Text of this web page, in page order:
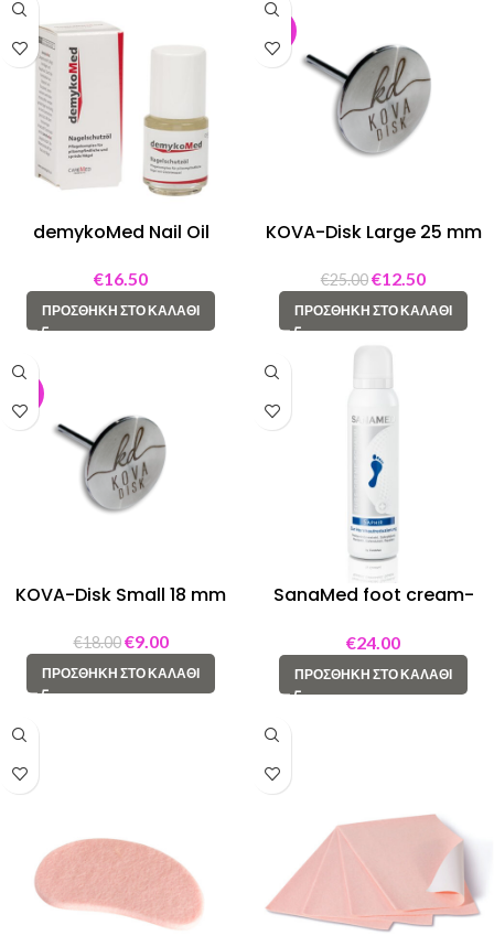
demykoMed Nail Oil
€16.50
ΠΡΟΣΘΉΚΗ ΣΤΟ ΚΑΛΆΘΙ
KOVA-Disk Large 25 mm
€25.00€12.50
ΠΡΟΣΘΉΚΗ ΣΤΟ ΚΑΛΆΘΙ
KOVA-Disk Small 18 mm
€18.00 €9.00
ΠΡΟΣΘΉΚΗ ΣΤΟ ΚΑΛΆΘΙ
SanaMed foot cream-
€24.00
ΠΡΟΣΘΉΚΗ ΣΤΟ ΚΑΛΆΘΙ